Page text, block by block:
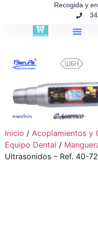
Recogida y
Inicio / Acoplamientos y
Equipo Dental /
Ultrasonidos – Ref. 40-